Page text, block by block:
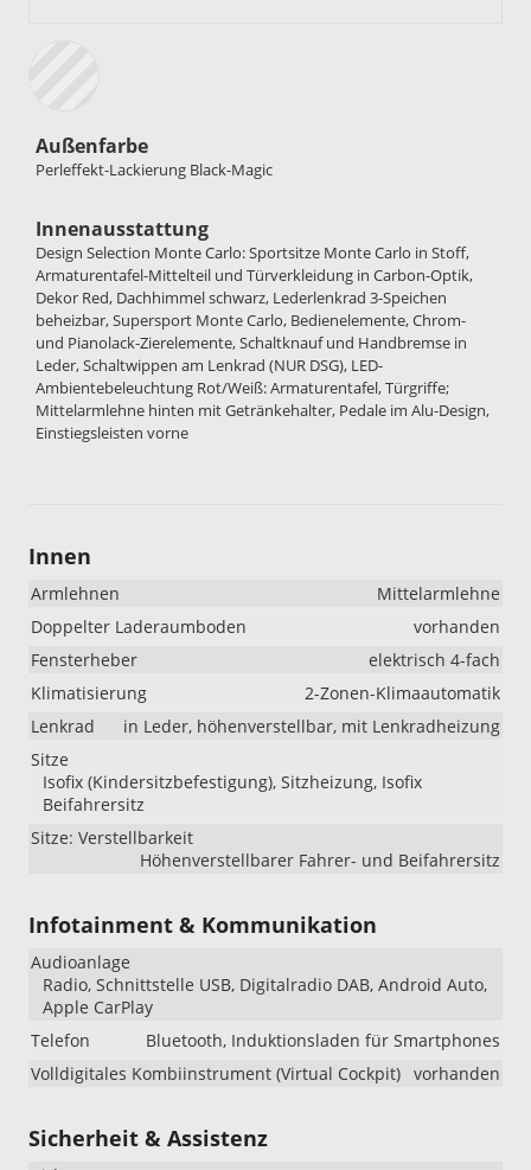
Außenfarbe
Perleffekt-Lackierung Black-Magic
Innenausstattung
Design Selection Monte Carlo: Sportsitze Monte Carlo in Stoff,
Armaturentafel-Mittelteil und Türverkleidung in Carbon-Optik,
Dekor Red, Dachhimmel schwarz, Lederlenkrad 3-Speichen
beheizbar, Supersport Monte Carlo, Bedienelemente, Chrom-
und Pianolack-Zierelemente, Schaltknauf und Handbremse in
Leder, Schaltwippen am Lenkrad (NUR DSG), LED-
Ambientebeleuchtung Rot/Weiß: Armaturentafel, Türgriffe;
Mittelarmlehne hinten mit Getränkehalter, Pedale im Alu-Design,
Einstiegsleisten vorne
Innen
Armlehnen
Mittelarmlehne
Doppelter Laderaumboden
vorhanden
Fensterheber
elektrisch 4-fach
Klimatisierung
2-Zonen-Klimaautomatik
Lenkrad
in Leder, höhenverstellbar, mit Lenkradheizung
Sitze
Isofix (Kindersitzbefestigung), Sitzheizung, Isofix
Beifahrersitz
Sitze: Verstellbarkeit
Höhenverstellbarer Fahrer- und Beifahrersitz
Infotainment & Kommunikation
Audioanlage
Radio, Schnittstelle USB, Digitalradio DAB, Android Auto,
Apple CarPlay
Telefon
Bluetooth, Induktionsladen für Smartphones
Volldigitales Kombiinstrument (Virtual Cockpit) vorhanden
Sicherheit & Assistenz